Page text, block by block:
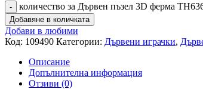
количество за Дървен пъзел 3D ферма
Добавяне в количката
Добави в любими
Код: 109490 Категории: Дървени играчки,
Описание
Допълнителна информация
Отзиви (0)